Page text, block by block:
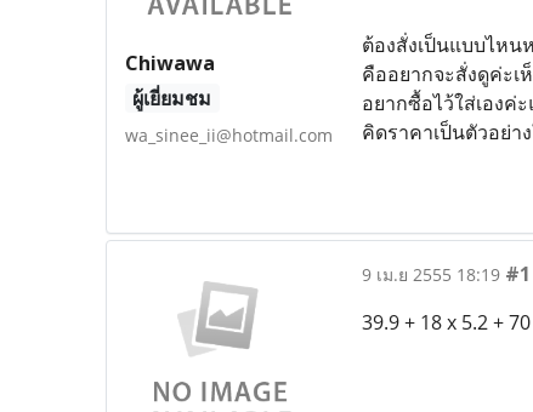
Chiwawa
ผู้เยี่ยมชม
wa_sinee_ii@hotmail.com
ต้องสั่งเป็นแบบไหน
คืออยากจะสั่งดูค่ะเ
อยากซื้อไว้ใส่เองค่
คิดราคาเป็นตัวอย่
9 เม.ย 2555 18:19 #1
39.9 + 18 x 5.2 +